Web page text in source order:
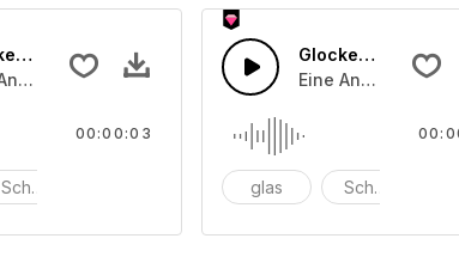
oder angeriebenen Schalentönen
läuten 47
von unterschiedliche angeschlagenen
Schüssel
00:00:03
Glocken läuten 46
Eine
glas Schüssel